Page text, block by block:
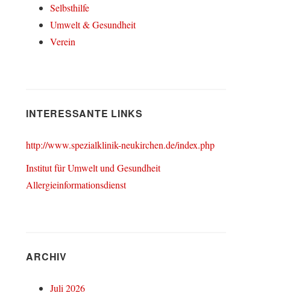
Selbsthilfe
Umwelt & Gesundheit
Verein
INTERESSANTE LINKS
http://www.spezialklinik-neukirchen.de/index.php
Institut für Umwelt und Gesundheit
Allergieinformationsdienst
ARCHIV
Juli 2026